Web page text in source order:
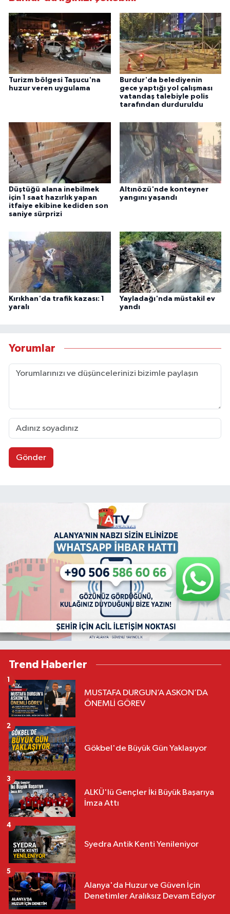
Turizm bölgesi Taşucu'na
huzur veren uygulama
Burdur'da belediyenin
gece yaptığı yol çalışması
vatandaş talebiyle polis
tarafından durduruldu
Düştüğü alana inebilmek
için 1 saat hazırlık yapan
itfaiye ekibine kediden son
saniye sürprizi
Altınözü'nde konteyner
yangını yaşandı
Kırıkhan'da trafik kazası: 1
yaralı
Yayladağı'nda müstakil ev
yandı
Yorumlar
Gönder
Trend Haberler
MUSTAFA DURGUN’A ASKON’DA
ÖNEMLİ GÖREV
1
Gökbel'de Büyük Gün Yaklaşıyor
2
ALKÜ'lü Gençler İki Büyük Başarıya
İmza Attı
3
Syedra Antik Kenti Yenileniyor
4
Alanya'da Huzur ve Güven İçin
Denetimler Aralıksız Devam Ediyor
5